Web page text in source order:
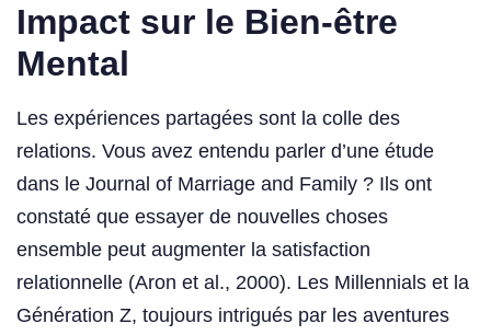
Impact sur le Bien-être
Mental
Les expériences partagées sont la colle des
relations. Vous avez entendu parler d’une étude
dans le Journal of Marriage and Family ? Ils ont
constaté que essayer de nouvelles choses
ensemble peut augmenter la satisfaction
relationnelle (Aron et al., 2000). Les Millennials et la
Génération Z, toujours intrigués par les aventures